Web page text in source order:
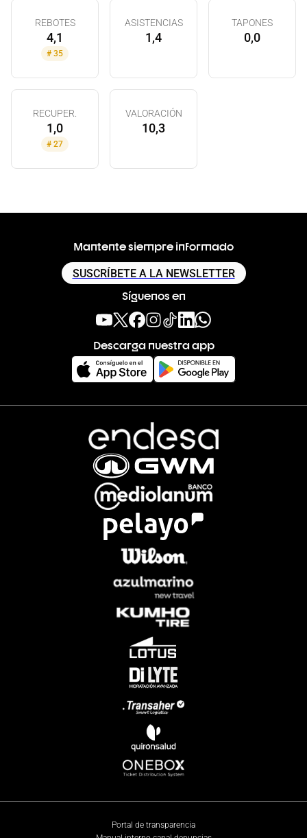
REBOTES
4,1
# 35
ASISTENCIAS
1,4
TAPONES
0,0
RECUPER.
1,0
# 27
VALORACIÓN
10,3
Mantente siempre informado
SUSCRÍBETE A LA NEWSLETTER
Síguenos en
Descarga nuestra app
Portal de transparencia